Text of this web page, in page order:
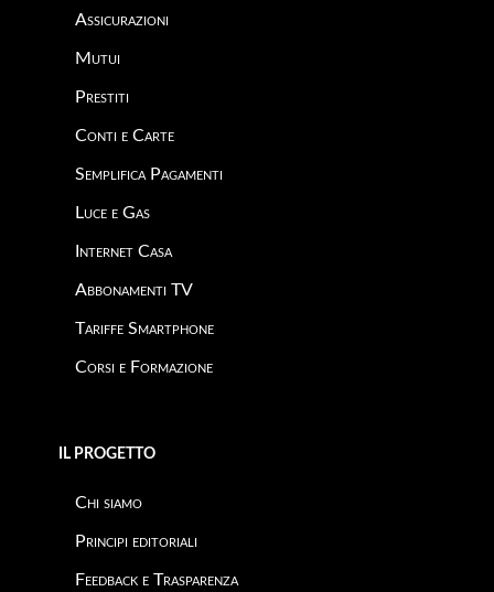
Assicurazioni
Mutui
Prestiti
Conti e Carte
Semplifica Pagamenti
Luce e Gas
Internet Casa
Abbonamenti TV
Tariffe Smartphone
Corsi e Formazione
IL PROGETTO
Chi siamo
Principi editoriali
Feedback e Trasparenza